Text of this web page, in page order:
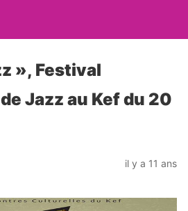
», Festival
Jazz au Kef du 20
il y a 11 ans